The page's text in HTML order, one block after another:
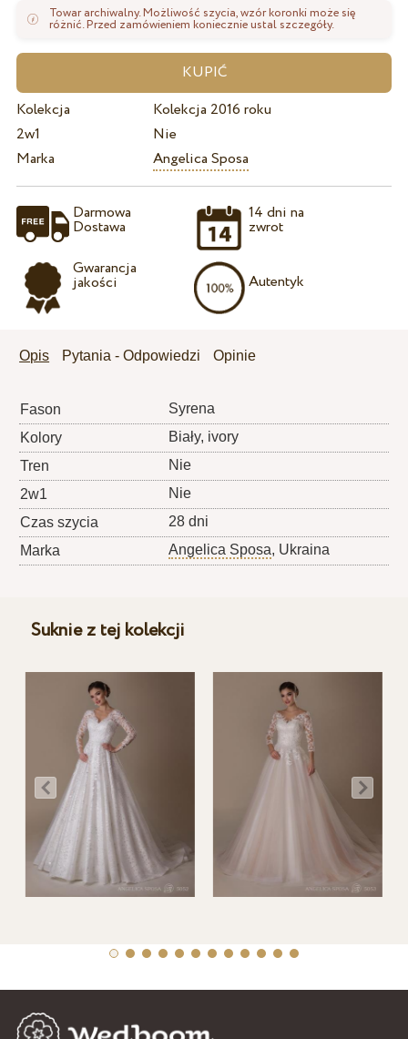
Towar archiwalny. Możliwość szycia, wzór koronki może się
różnić. Przed zamówieniem koniecznie ustal szczegóły.
Kolekcja
Kolekcja 2016 roku
2w1
Nie
Marka
Angelica Sposa
Darmowa
Dostawa
Gwarancja
jakości
14 dni na
zwrot
Autentyk
Opis Pytania - Odpowiedzi Opinie
Fason
Syrena
Kolory
Biały, ivory
Tren
Nie
2w1
Nie
Czas szycia
28 dni
Marka
Angelica Sposa, Ukraina
Suknie z tej kolekcji